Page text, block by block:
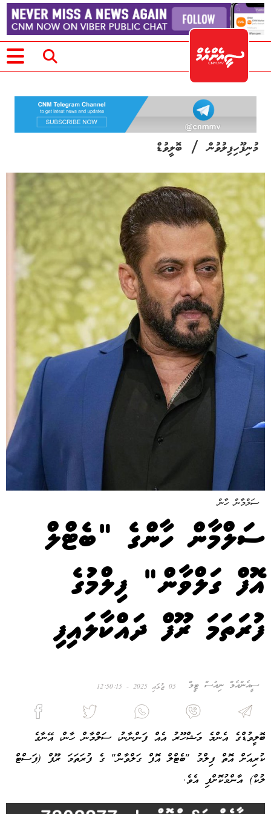
މުނިފޫހިފިލުވުން/ ބޮލީވުޑް
ސަލްމާން ހާން
ސަލްމާން ހާންގެ "ބެޓްލް
އޮފް ގަލްވާން" ފިލްމުގެ
ފުރަތަމަ ރޫފް ދައްކާލައިފި
ސީއެންއެމް ނިއުސް ޓީމް 05 ޖުލައި 2025 - 12:50:15
ބޮލީވުޑްގެ އެންމެ މަޝްހޫރު އެއް ފަންނާނު، ސަލްމާން ހާން، އޭނާގެ
ކުރިއަށް އޮތް ފިލްމު "ބެޓްލް އޮފް ގަލްވާން" ގެ ފުރަތަމަ ރޫފް (ފަސްޓް
ލުކް) އާންމުކޮށްފި އެވެ.